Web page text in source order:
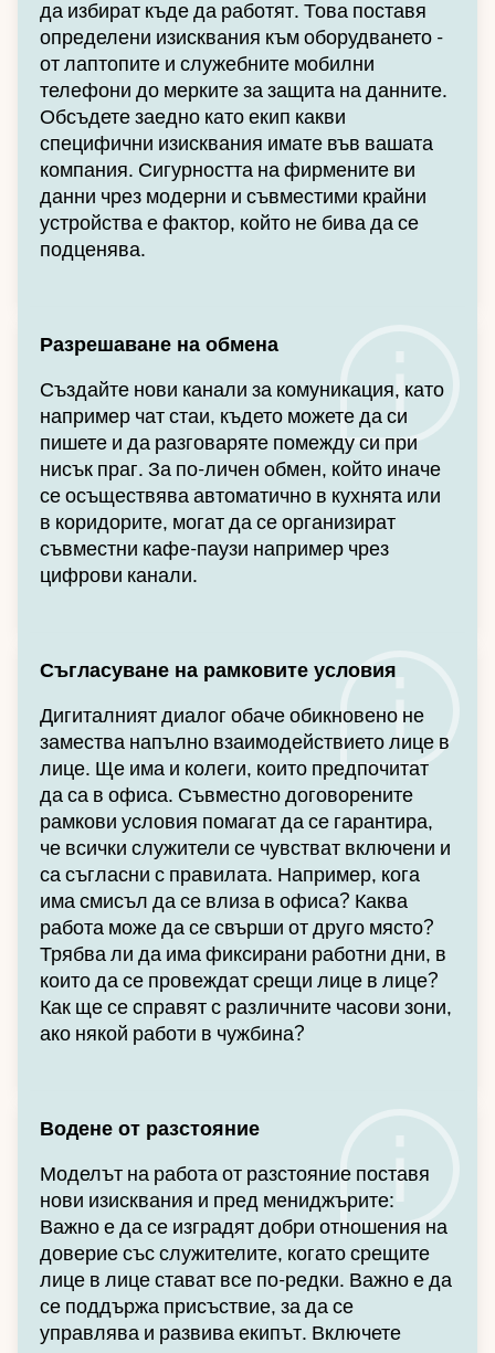
да избират къде да работят. Това поставя
определени изисквания към оборудването -
от лаптопите и служебните мобилни
телефони до мерките за защита на данните.
Обсъдете заедно като екип какви
специфични изисквания имате във вашата
компания. Сигурността на фирмените ви
данни чрез модерни и съвместими крайни
устройства е фактор, който не бива да се
подценява.
Разрешаване на обмена
Създайте нови канали за комуникация, като
например чат стаи, където можете да си
пишете и да разговаряте помежду си при
нисък праг. За по-личен обмен, който иначе
се осъществява автоматично в кухнята или
в коридорите, могат да се организират
съвместни кафе-паузи например чрез
цифрови канали.
Съгласуване на рамковите условия
Дигиталният диалог обаче обикновено не
замества напълно взаимодействието лице в
лице. Ще има и колеги, които предпочитат
да са в офиса. Съвместно договорените
рамкови условия помагат да се гарантира,
че всички служители се чувстват включени и
са съгласни с правилата. Например, кога
има смисъл да се влиза в офиса? Каква
работа може да се свърши от друго място?
Трябва ли да има фиксирани работни дни, в
които да се провеждат срещи лице в лице?
Как ще се справят с различните часови зони,
ако някой работи в чужбина?
Водене от разстояние
Моделът на работа от разстояние поставя
нови изисквания и пред мениджърите:
Важно е да се изградят добри отношения на
доверие със служителите, когато срещите
лице в лице стават все по-редки. Важно е да
се поддържа присъствие, за да се
управлява и развива екипът. Включете